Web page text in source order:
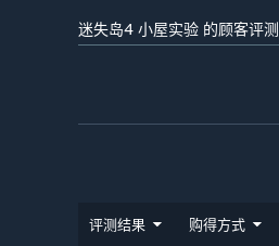
迷失岛4 小屋实验 的顾客评测
评测结果 购得方式